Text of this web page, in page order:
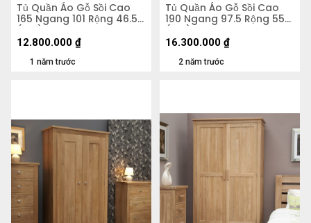
Tủ Quần Áo Gỗ Sồi Cao
165 Ngang 101 Rộng 46.5
(cm)
1 năm trước
12.800.000 ₫
Tủ Quần Áo Gỗ Sồi Cao
190 Ngang 97.5 Rộng 55
(cm)
2 năm trước
16.300.000 ₫